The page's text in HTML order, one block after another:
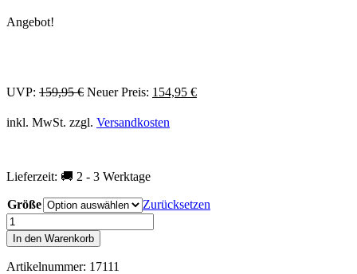
Angebot!
UVP: 159,95€ Ursprünglicher
war:
Neuer Preis: 154,95 €Aktueller
inkl. MwSt. zzgl. Versandkosten
Lieferzeit: 🚚 2 - 3 Werktage
Größe
Zurücksetzen
ERGON
ST
Core
Evo
In den Warenkorb
Artikelnummer: 17111